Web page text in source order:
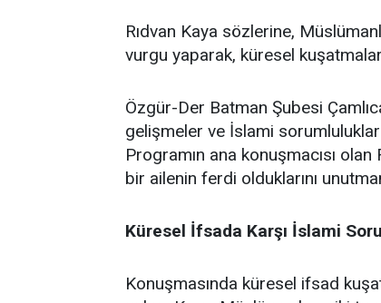
Rıdvan Kaya sözlerine,
vurgu yaparak, küresel
Özgür-Der Batman Şubesi
gelişmeler ve İslami
Programın ana konuşmacısı
bir ailenin ferdi olduklarını
Küresel İfsada Karşı İslami
Konuşmasında küresel ifsad